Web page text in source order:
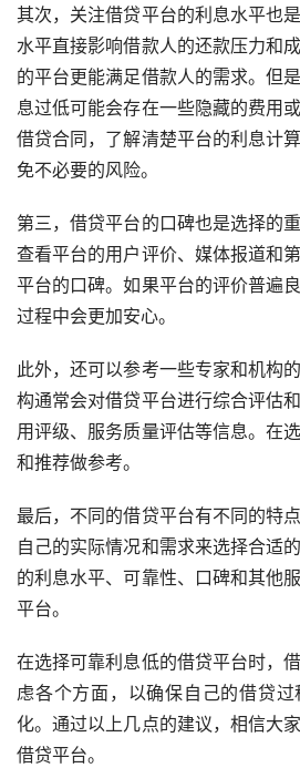
其次，关注借贷平台的利息水平也
水平直接影响借款人的还款压力和
的平台更能满足借款人的需求。但
息过低可能会存在一些隐藏的费用
借贷合同，了解清楚平台的利息计
免不必要的风险。
第三，借贷平台的口碑也是选择的
查看平台的用户评价、媒体报道和
平台的口碑。如果平台的评价普遍
过程中会更加安心。
此外，还可以参考一些专家和机构
构通常会对借贷平台进行综合评估
用评级、服务质量评估等信息。在
和推荐做参考。
最后，不同的借贷平台有不同的特
自己的实际情况和需求来选择合适
的利息水平、可靠性、口碑和其他
平台。
在选择可靠利息低的借贷平台时，
虑各个方面，以确保自己的借贷
化。通过以上几点的建议，相信大
借贷平台。